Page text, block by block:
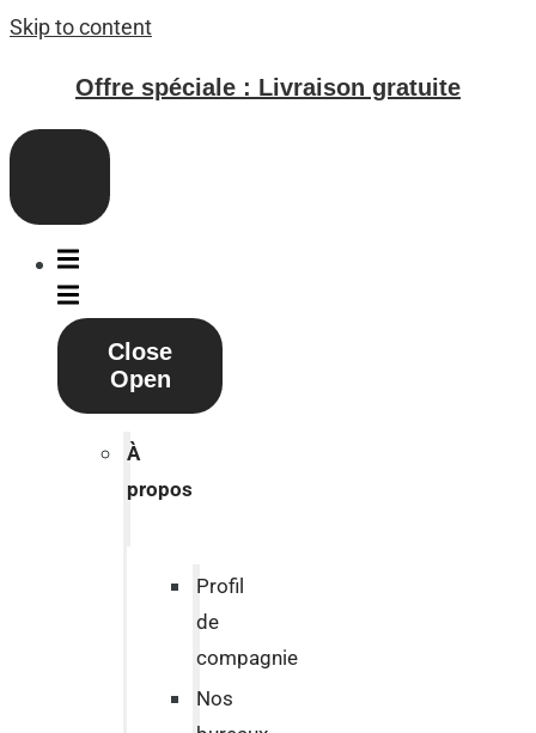
Skip to content
Offre spéciale : Livraison gratuite
Close
Open
À
propos
Profil
de
compagnie
Nos